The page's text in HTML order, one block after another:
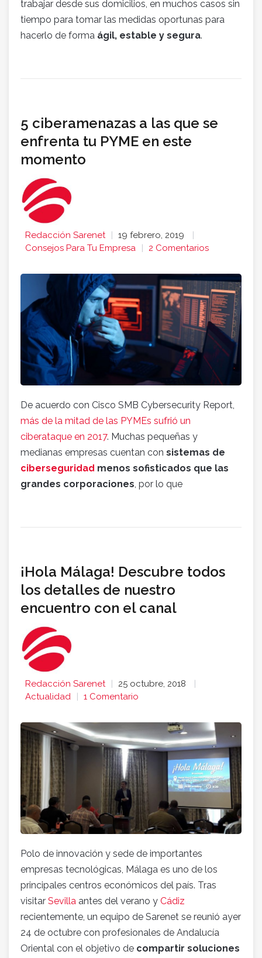
trabajar desde sus domicilios, en muchos casos sin
tiempo para tomar las medidas oportunas para
hacerlo de forma ágil, estable y segura.
5 ciberamenazas a las que se
enfrenta tu PYME en este
momento
Redacción Sarenet
19 febrero, 2019
Consejos Para Tu Empresa
2 Comentarios
De acuerdo con Cisco SMB Cybersecurity Report,
más de la mitad de las PYMEs sufrió un
ciberataque en 2017. Muchas pequeñas y
medianas empresas cuentan con sistemas de
ciberseguridad menos sofisticados que las
grandes corporaciones, por lo que
¡Hola Málaga! Descubre todos
los detalles de nuestro
encuentro con el canal
Redacción Sarenet
25 octubre, 2018
Actualidad
1 Comentario
Polo de innovación y sede de importantes
empresas tecnológicas, Málaga es uno de los
principales centros económicos del país. Tras
visitar Sevilla antes del verano y Cádiz
recientemente, un equipo de Sarenet se reunió ayer
24 de octubre con profesionales de Andalucía
Oriental con el objetivo de compartir soluciones